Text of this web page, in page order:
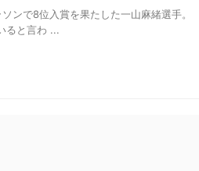
ンで8位入賞を果たした一山麻緒選手
ると言わ ...